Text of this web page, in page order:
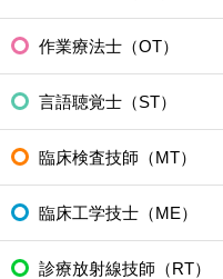
作業療法士（OT）
言語聴覚士（ST）
臨床検査技師（MT）
臨床工学技士（ME）
診療放射線技師（RT）